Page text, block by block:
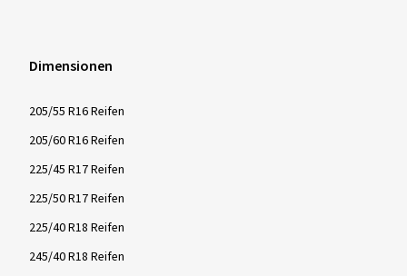
Dimensionen
205/55 R16 Reifen
205/60 R16 Reifen
225/45 R17 Reifen
225/50 R17 Reifen
225/40 R18 Reifen
245/40 R18 Reifen